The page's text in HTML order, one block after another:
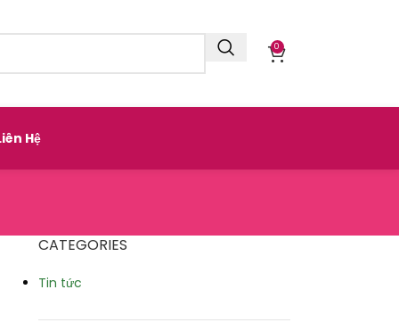
0
Hệ
CATEGORIES
Tin tức